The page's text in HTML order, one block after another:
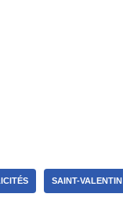
SAINT-VALENTIN